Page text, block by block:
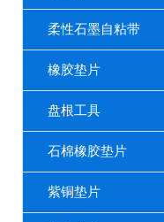
柔性石墨自粘带
橡胶垫片
盘根工具
石棉橡胶垫片
紫铜垫片